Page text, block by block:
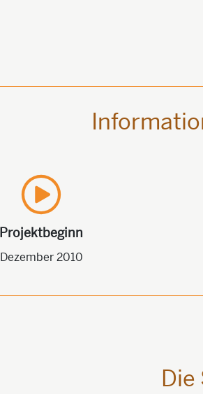
Projektbeginn
Dezember 2010